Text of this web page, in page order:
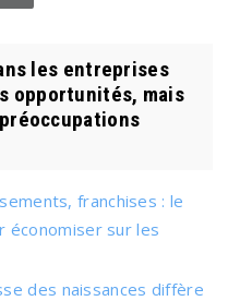
les entreprises
opportunités, mais
franchises : le
économiser sur les
des naissances diffère